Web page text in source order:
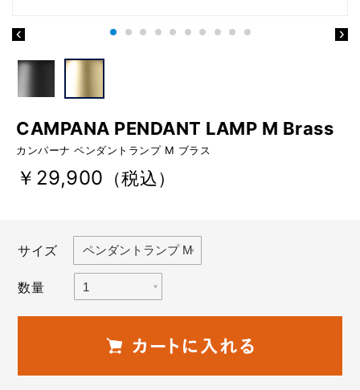
CAMPANA PENDANT LAMP M Brass
カンパーナ ペンダントランプ M ブラス
￥29,900 （税込）
サイズ
数量